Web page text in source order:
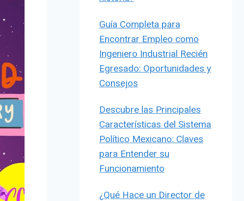
Guía Completa para
Encontrar Empleo como
Ingeniero Industrial Recién
Egresado: Oportunidades y
Consejos
Descubre las Principales
Características del Sistema
Político Mexicano: Claves
para Entender su
Funcionamiento
¿Qué Hace un Director de